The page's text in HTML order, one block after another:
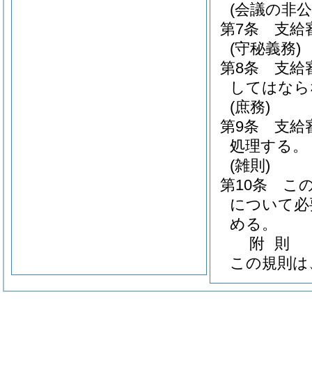
(会議の非
第7条
支給
(守秘義務)
第8条
支給
してはな
(庶務)
第9条
支給
処理する。
(雑則)
第10条
こ
について
める。
附 則
この規則